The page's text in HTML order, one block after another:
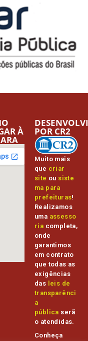
À
Muito mais
que criar
site ou siste
ma para
prefeituras!
Realizamos
uma assesso
ria completa,
onde
garantimos
em contrato
que todas as
exigências
das leis de
transparênci
a
pública serã
o atendidas.
Conheça
POR CR2